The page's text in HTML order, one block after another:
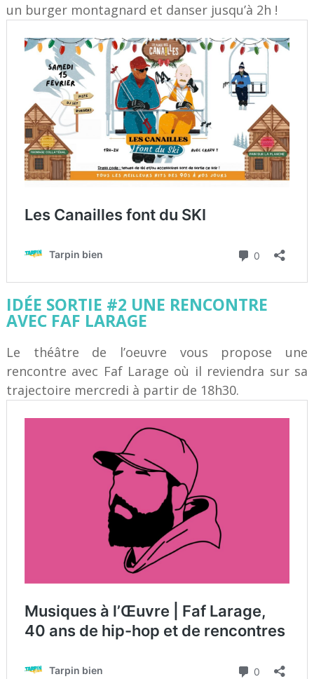
un burger montagnard et danser jusqu’à 2h !
IDÉE SORTIE #2 UNE RENCONTRE
AVEC FAF LARAGE
Le théâtre de l’oeuvre vous propose une
rencontre avec Faf Larage où il reviendra sur sa
trajectoire mercredi à partir de 18h30.